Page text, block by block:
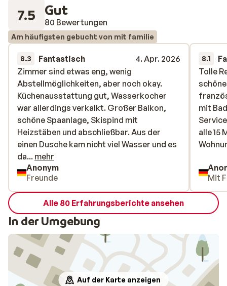
7.5 Gut
80 Bewertungen
Am häufigsten gebucht von mit familie
8.3 Fantastisch
4. Apr. 2026
Zimmer sind etwas eng, wenig
Abstellmöglichkeiten, aber noch okay.
Küchenausstattung gut, Wasserkocher
war allerdings verkalkt. Großer Balkon,
schöne Spaanlage, Skispind mit
Heizstäben und abschließbar. Aus der
einen Dusche kam nicht viel Wasser und es
dauerte sehr lange bis es warm wurde. Die
Wohnung roch muffig, insbesondere die
Sofas nach nassem Hund.
Skibushaltestelle direkt vor dem Haus,
fuhr aber nicht wie versprochen alle 15
Minuten, eher alle 30-40. Personal sehr
freundlich. Bei Problemen wurde und
zeitnah geholfen.
Zimmer sind etwas eng, wenig
Abstellmöglichkeiten, aber noch okay.
Küchenausstattung gut, Wasserkocher
war allerdings verkalkt. Großer Balkon,
schöne Spaanlage, Skispind mit
Heizstäben und abschließbar. Aus der
einen Dusche kam nicht viel Wasser und es
da... mehr
Anonym
Freunde
8.1
Tolle
mit
alle 15
Tolle
mit
alle 15
Mit
Alle 80 Erfahrungsberichte ansehen
In der Umgebung
Auf der Karte anzeigen